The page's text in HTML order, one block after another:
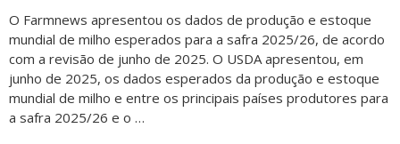
O Farmnews apresentou os dados de produção e estoque
mundial de milho esperados para a safra 2025/26, de acordo
com a revisão de junho de 2025. O USDA apresentou, em
junho de 2025, os dados esperados da produção e estoque
mundial de milho e entre os principais países produtores para
a safra 2025/26 e o …